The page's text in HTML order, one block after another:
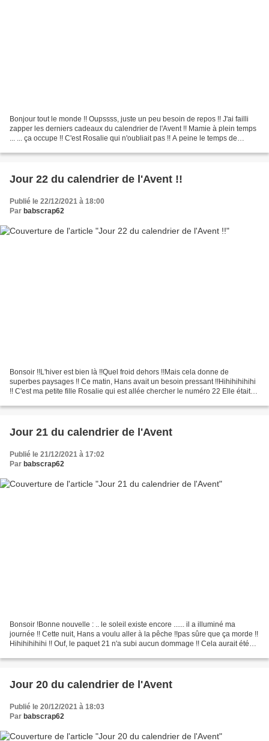
Bonjour tout le monde !! Oupssss, juste un peu besoin de repos !! J'ai failli
zapper les derniers cadeaux du calendrier de l'Avent !! Mamie à plein temps
... ... ça occupe !! C'est Rosalie qui n'oubliait pas !! A peine le temps de
Jour 22 du calendrier de l'Avent !!
Publié le 22/12/2021 à 18:00
Par babscrap62
Bonsoir !!L'hiver est bien là !!Quel froid dehors !!Mais cela donne de
superbes paysages !! Ce matin, Hans avait un besoin pressant !!Hihihihihihi
!! C'est ma petite fille Rosalie qui est allée chercher le numéro 22 Elle était
Jour 21 du calendrier de l'Avent
Publié le 21/12/2021 à 17:02
Par babscrap62
Bonsoir !Bonne nouvelle : .. le soleil existe encore ...... il a illuminé ma
journée !! Cette nuit, Hans a voulu aller à la pêche !!pas sûre que ça morde !!
Hihihihihihi !! Ouf, le paquet 21 n'a subi aucun dommage !! Cela aurait été
Jour 20 du calendrier de l'Avent
Publié le 20/12/2021 à 18:03
Par babscrap62